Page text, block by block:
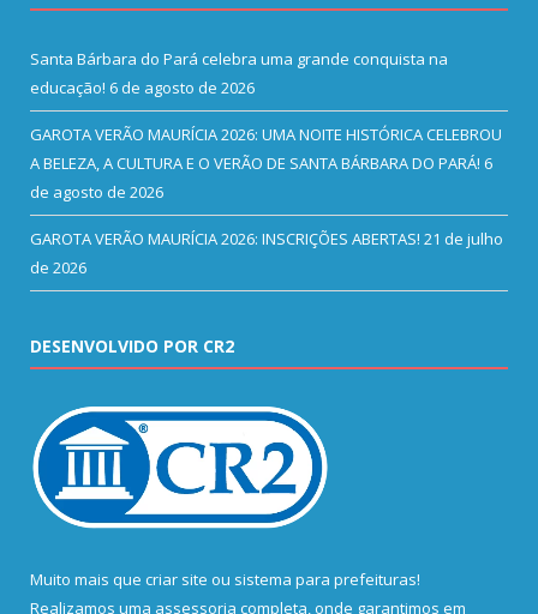
Santa Bárbara do Pará celebra uma grande conquista na
educação! 6 de agosto de 2026
GAROTA VERÃO MAURÍCIA 2026: UMA NOITE HISTÓRICA CELEBROU
A BELEZA, A CULTURA E O VERÃO DE SANTA BÁRBARA DO PARÁ! 6
de agosto de 2026
GAROTA VERÃO MAURÍCIA 2026: INSCRIÇÕES ABERTAS! 21 de julho
de 2026
DESENVOLVIDO POR CR2
Muito mais que criar site ou sistema para prefeituras!
Realizamos uma assessoria completa, onde garantimos em